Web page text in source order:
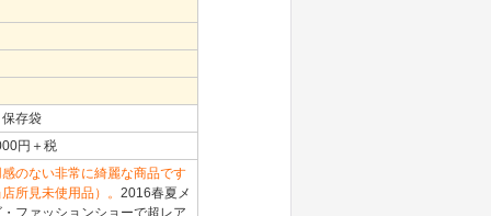
存袋
円＋税
のない非常に綺麗な商品です
所見未使用品）。 2016春夏メ
ファッションショーで超レア